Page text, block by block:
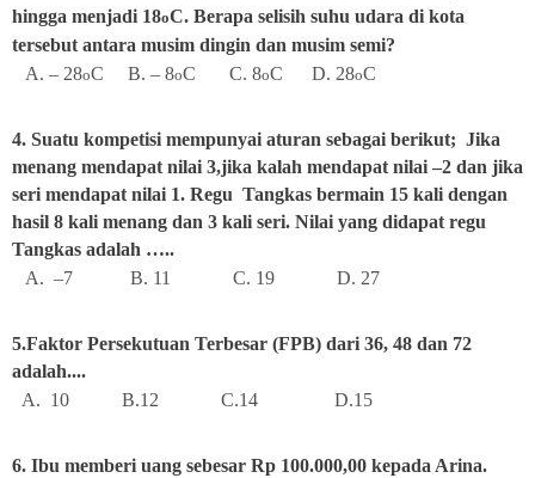
hingga menjadi 18oC. Berapa selisih suhu udara di kota
tersebut antara musim dingin dan musim semi?
A. – 28oC B. – 8oC C. 8oC D. 28oC
4. Suatu kompetisi mempunyai aturan sebagai berikut; Jika
menang mendapat nilai 3,jika kalah mendapat nilai –2 dan jika
seri mendapat nilai 1. Regu Tangkas bermain 15 kali dengan
hasil 8 kali menang dan 3 kali seri. Nilai yang didapat regu
Tangkas adalah …..
A. –7 B. 11 C. 19 D. 27
5.Faktor Persekutuan Terbesar (FPB) dari 36, 48 dan 72
adalah....
A. 10 B.12 C.14 D.15
6. Ibu memberi uang sebesar Rp 100.000,00 kepada Arina.